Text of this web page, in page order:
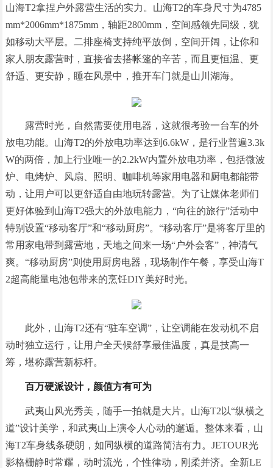
山海T2拿捏户外露营生活的实力。山海T2的车身尺寸为4785
mm*2006mm*1875mm，轴距2800mm，空间感领先同级，犹
如移动大平层。二排座椅支持纯平放倒，空间开阔，让你和
家人朋友露营时，直接省去搭帐篷的辛苦，而且更恒温、更
舒适、更安静，睡在风景中，推开车门就是山川湖海。
露营时光，自然需要使用电器，这就很考验一台车的外
放电功能。山海T2的外放电功率达到6.6kW，是行业普遍3.3k
W的两倍，加上行业唯一的2.2kW内置外放电功率，包括微波
炉、电烤炉、风扇、照明、咖啡机等家用电器和厨电都能带
动，让用户可以更舒适自由地玩转露营。为了让媒体老师们
更好体验到山海T2强大的外放电能力，“向往的旅行”活动中
特别设置“移动客厅”和“移动厨房”。“移动客厅”是将客厅里的
常用家电带到露营地，天地之间来一场“户外会客”，神清气
爽。“移动厨房”则使用厨房电器，现场制作午餐，享受山海T
2超高能量电池包带来的烹饪DIY美好时光。
此外，山海T2还有“驻车空调”，让空调能在发动机不启
动时独立运行，让用户全天候舒享最佳温度，真是技高一
筹，堪称露营新标杆。
百万硬派设计， 颜值方有可为
武夷山风光秀美，随手一拍就是大片。山海T2以“纵横之
道”设计美学，和武夷山上演令人心动的邂逅。整体来看，山
海T2车身线条硬朗，如同纵横的道路简洁有力。JETOUR光
影格栅静时常耀，动时流光，个性律动，刚柔并济。全新LE